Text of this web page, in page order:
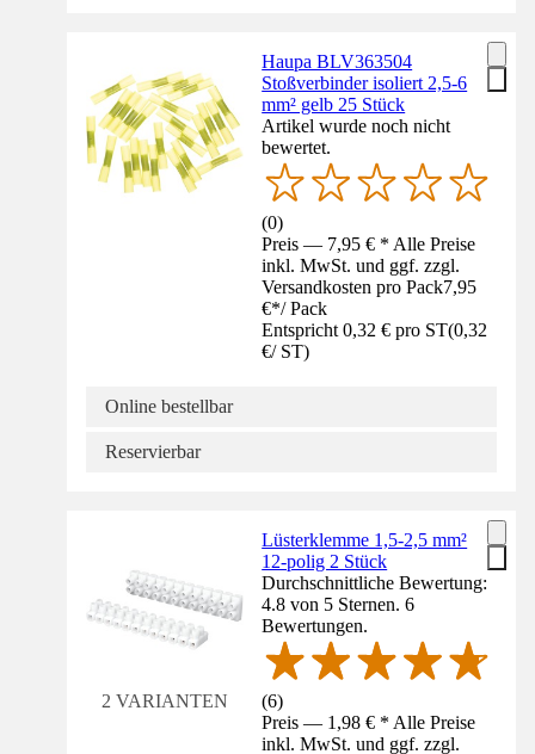
Haupa BLV363504
Stoßverbinder isoliert 2,5-6
mm² gelb 25 Stück
Artikel wurde noch nicht
bewertet.
(0)
Preis — 7,95 € * Alle Preise
inkl. MwSt. und ggf. zzgl.
Versandkosten pro Pack7,95
€*/ Pack
Entspricht 0,32 € pro ST(0,32
€/ ST)
Online bestellbar
Reservierbar
2 VARIANTEN
Lüsterklemme 1,5-2,5 mm²
12-polig 2 Stück
Durchschnittliche Bewertung:
4.8 von 5 Sternen. 6
Bewertungen.
(6)
Preis — 1,98 € * Alle Preise
inkl. MwSt. und ggf. zzgl.